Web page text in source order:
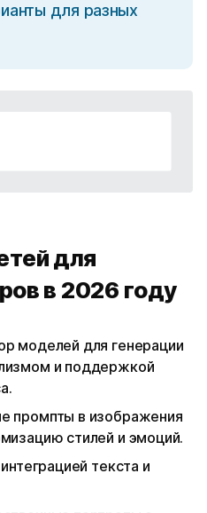
для разных
для
в 2026 году
моделей для генерации
и поддержкой
промпты в изображения
стилей и эмоций.
текста и